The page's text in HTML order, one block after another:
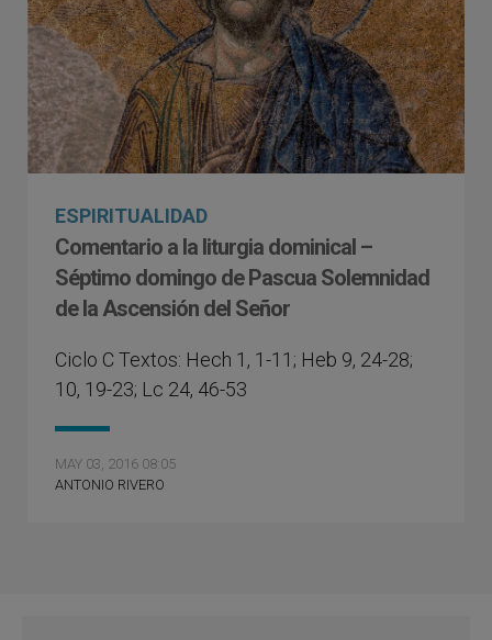
ESPIRITUALIDAD
Comentario a la liturgia dominical –
Séptimo domingo de Pascua Solemnidad
de la Ascensión del Señor
Ciclo C Textos: Hech 1, 1-11; Heb 9, 24-28;
10, 19-23; Lc 24, 46-53
MAY 03, 2016 08:05
ANTONIO RIVERO